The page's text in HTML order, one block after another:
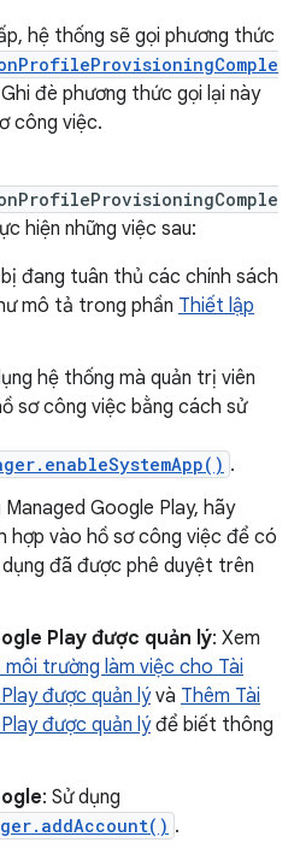
hệ thống sẽ gọi phương thức
đè phương thức gọi lại này
công việc.
hiện những việc sau:
đang tuân thủ các chính sách
mô tả trong phần Thiết lập
hệ thống mà quản trị viên
sơ công việc bằng cách sử
.
Google Play, hãy
hợp vào hồ sơ công việc để có
đã được phê duyệt trên
Play được quản lý: Xem
trường làm việc cho Tài
được quản lývà Thêm Tài
được quản lýđể biết thông
: Sử dụng
.